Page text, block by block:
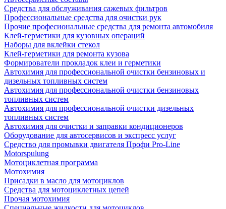
Средства для обслуживания сажевых фильтров
Профессиональные средства для очистки рук
Прочие професиональные средства для ремонта автомобиля
Клей-герметики для кузовных операций
Наборы для вклейки стекол
Клей-герметики для ремонта кузова
Формирователи прокладок клеи и герметики
Автохимия для профессиональной очистки бензиновых и
дизельных топливных систем
Автохимия для профессиональной очистки бензиновых
топливных систем
Автохимия для профессиональной очистки дизельных
топливных систем
Автохимия для очистки и заправки кондиционеров
Оборудование для автосервисов и экспресс услуг
Средство для промывки двигателя Профи Pro-Line
Motorspulung
Мотоциклетная программа
Мотохимия
Присадки в масло для мотоциклов
Средства для мотоциклетных цепей
Прочая мотохимия